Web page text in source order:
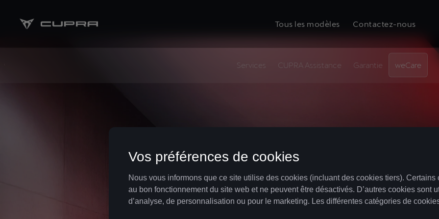
Tous les modèles Contactez-nous
Services CUPRA Assistance Garantie weCare